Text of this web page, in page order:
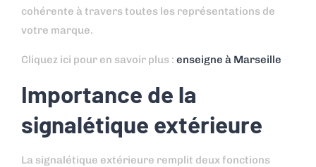
cohérente à travers toutes les représentations de
votre marque.
Cliquez ici pour en savoir plus : enseigne à Marseille
Importance de la
signalétique extérieure
La signalétique extérieure remplit deux fonctions